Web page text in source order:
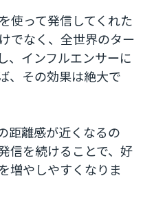
使って発信してくれた
でなく、全世界のター
、インフルエンサーに
、その効果は絶大で
距離感が近くなるの
信を続けることで、好
増やしやすくなりま